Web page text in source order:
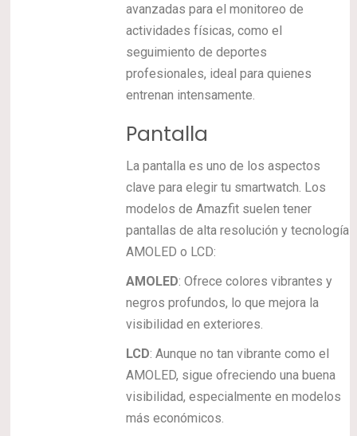
avanzadas para el monitoreo de
actividades físicas, como el
seguimiento de deportes
profesionales, ideal para quienes
entrenan intensamente.
Pantalla
La pantalla es uno de los aspectos
clave para elegir tu smartwatch. Los
modelos de Amazfit suelen tener
pantallas de alta resolución y tecnología
AMOLED o LCD:
AMOLED: Ofrece colores vibrantes y
negros profundos, lo que mejora la
visibilidad en exteriores.
LCD: Aunque no tan vibrante como el
AMOLED, sigue ofreciendo una buena
visibilidad, especialmente en modelos
más económicos.